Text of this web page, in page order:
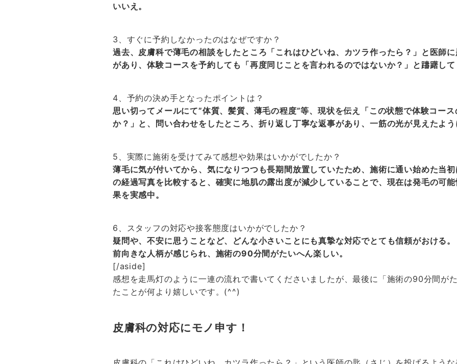
いいえ。
3、すぐに予約しなかったのはなぜですか？
過去、皮膚科で薄毛の相談をしたところ「これはひどいね、カツラ作ったら？」と医師
があり、体験コースを予約しても「再度同じことを言われるのではないか？」と躊躇し
4、予約の決め手となったポイントは？
思い切ってメールにて”体質、髪質、薄毛の程度”等、現状を伝え「この状態で体験コー
か？」と、問い合わせをしたところ、折り返し丁寧な返事があり、一筋の光が見えたよ
5、実際に施術を受けてみて感想や効果はいかがでしたか？
薄毛に気が付いてから、気になりつつも長期間放置していたため、施術に通い始めた当
の経過写真を比較すると、確実に地肌の露出度が減少していることで、現在は発毛の可
果を実感中。
6、スタッフの対応や接客態度はいかがでしたか？
疑問や、不安に思うことなど、どんな小さいことにも真摯な対応でとても信頼がおける
前向きな人柄が感じられ、施術の90分間がたいへん楽しい。
[/aside]
感想を走馬灯のように一連の流れで書いてくださいましたが、最後に「施術の90分間が
たことが何より嬉しいです。(^^)
皮膚科の対応にモノ申す！